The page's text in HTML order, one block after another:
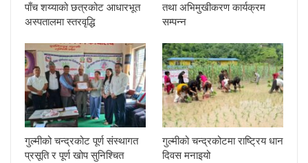
पाँच शय्याको छत्रकोट आधारभूत
अस्पतालमा स्तरवृद्धि
तथा अभिमुखीकरण कार्यक्रम
सम्पन्न
गुल्मीको चन्द्रकोट पूर्ण संस्थागत
प्रसूति र पूर्ण खोप सुनिश्चित
गुल्मीको चन्द्रकोटमा राष्ट्रिय धान
दिवस मनाइयो